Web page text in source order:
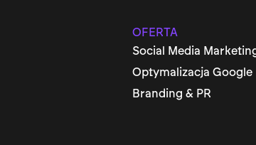
OFERTA
Social Media
Optymalizacja Google
Branding & PR